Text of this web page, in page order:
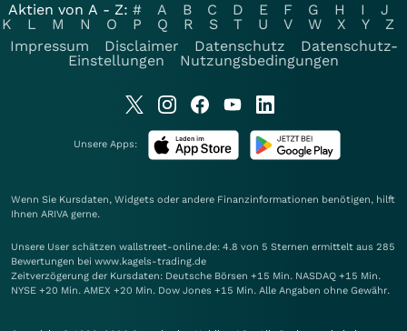
Aktien von A - Z: # A B C D E F G H I
J
K
L M N O P Q R S T U V W X Y
Z
Impressum
Disclaimer Datenschutz
Datenschutz-
Einstellungen
Nutzungsbedingungen
Unsere Apps:
Wenn Sie Kursdaten, Widgets oder andere Finanzinformationen benötigen, hilft
Ihnen ARIVA gerne.
Unsere User schätzen wallstreet-online.de: 4.8 von 5 Sternen ermittelt aus 285
Bewertungen bei www.kagels-trading.de
Zeitverzögerung der Kursdaten: Deutsche Börsen +15 Min. NASDAQ +15 Min.
NYSE +20 Min. AMEX +20 Min. Dow Jones +15 Min. Alle Angaben ohne Gewähr.